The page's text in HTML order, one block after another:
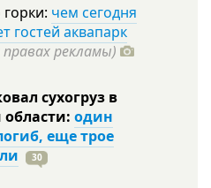
чем сегодня
гостей аквапарк
рекламы)
сухогруз в
области: один
еще трое
30